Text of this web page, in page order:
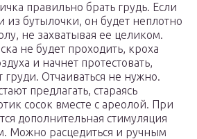
правильно брать грудь. Если
из бутылочки, он будет неплотно
не захватывая ее целиком.
не будет проходить, кроха
и начнет протестовать,
груди. Отчаиваться не нужно.
предлагать, стараясь
сосок вместе с ареолой. При
дополнительная стимуляция
Можно расцедиться и ручным